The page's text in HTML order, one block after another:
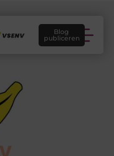
Blog
publiceren